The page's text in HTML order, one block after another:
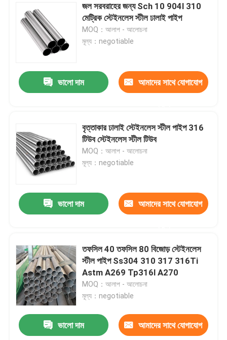
জল সরবরাহের জন্য Sch 10 904l 310
মেট্রিক স্টেইনলেস স্টীল ঢালাই পাইপ
MOQ：আলাপ - আলোচনা
মূল্য：negotiable
ভালো দাম আমাদের সাথে যোগাযোগ
বৃত্তাকার ঢালাই স্টেইনলেস স্টীল পাইপ 316
টিউব স্টেইনলেস স্টীল টিউব
MOQ：আলাপ - আলোচনা
মূল্য：negotiable
ভালো দাম আমাদের সাথে যোগাযোগ
তফসিল 40 তফসিল 80 বিজোড় স্টেইনলেস
স্টীল পাইপ Ss304 310 317 316Ti
Astm A269 Tp316l A270
MOQ：আলাপ - আলোচনা
মূল্য：negotiable
ভালো দাম আমাদের সাথে যোগাযোগ